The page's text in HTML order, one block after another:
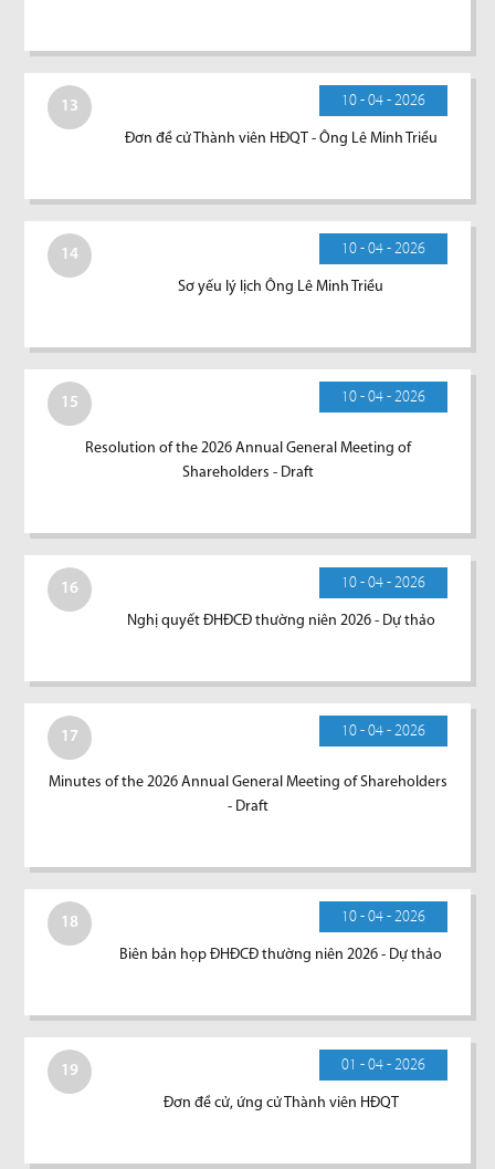
13 10 - 04 - 2026
Đơn đề cử Thành viên HĐQT - Ông Lê Minh Triều
14 10 - 04 - 2026
Sơ yếu lý lịch Ông Lê Minh Triều
15 10 - 04 - 2026
Resolution of the 2026 Annual General Meeting of
Shareholders - Draft
16 10 - 04 - 2026
Nghị quyết ĐHĐCĐ thường niên 2026 - Dự thảo
17 10 - 04 - 2026
Minutes of the 2026 Annual General Meeting of Shareholders
- Draft
18 10 - 04 - 2026
Biên bản họp ĐHĐCĐ thường niên 2026 - Dự thảo
19 01 - 04 - 2026
Đơn đề cử, ứng cử Thành viên HĐQT